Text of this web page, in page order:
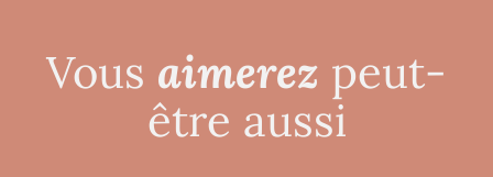
Vous aimerez peut-
être aussi